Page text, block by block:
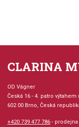
Dittersdorf
Romantic Sonata
CLARINA
OD Vágner
Česká 16 - 4. patro
602 00 Brno, Česká
+420 739 477 786 - prodejna